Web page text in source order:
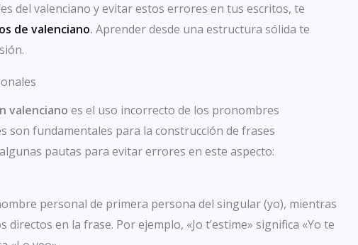
del valenciano y evitar estos errores en tus escritos, te
de valenciano. Aprender desde una estructura sólida te
valenciano es el uso incorrecto de los pronombres
son fundamentales para la construcción de frases
pautas para evitar errores en este aspecto:
personal de primera persona del singular (yo), mientras
en la frase. Por ejemplo, «Jo t’estime» significa «Yo te